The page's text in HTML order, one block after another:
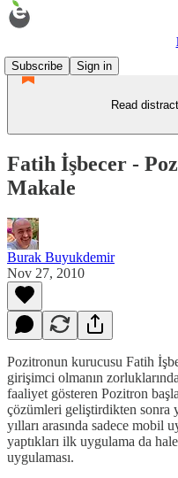
Subscribe
Sign in
Read
Fatih İşbecer -
Makale
Burak Buyukdemir
Nov 27, 2010
Pozitronun kurucusu Fatih
girişimci olmanın
faaliyet gösteren Pozitron
çözümleri geliştirdikten sonra
yılları arasında sadece mobil
yaptıkları ilk uygulama da
uygulaması.